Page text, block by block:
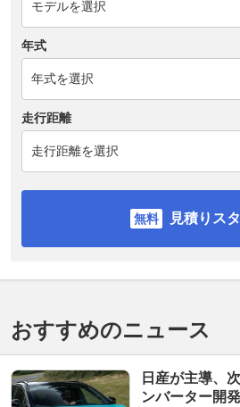
年式
走行距離
見積りス
おすすめのニュース
日産が主導、
ンバーター開